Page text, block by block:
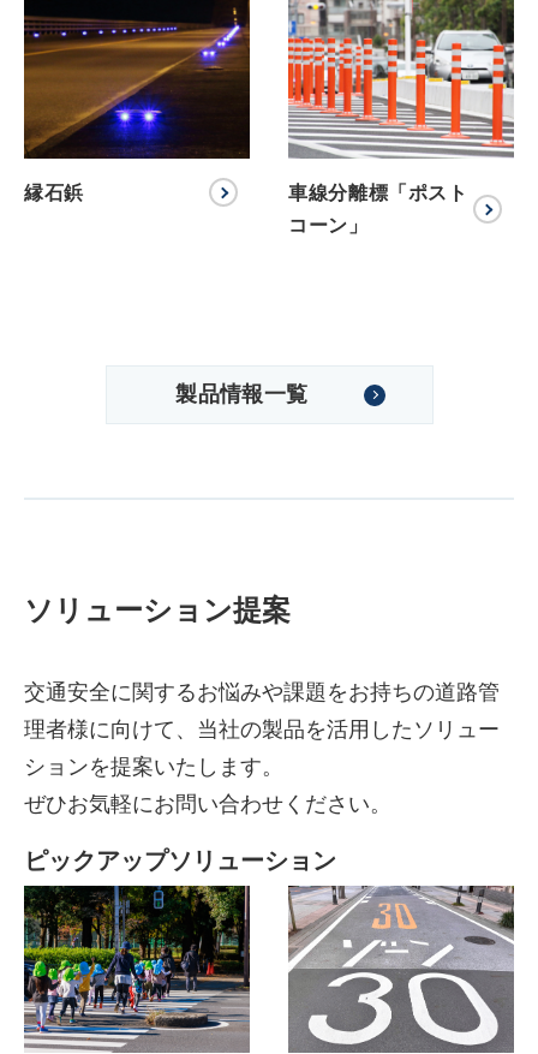
縁石鋲
車線分離標「ポスト
コーン」
製品情報一覧
ソリューション提案
交通安全に関するお悩みや課題をお持ちの道路管
理者様に向けて、当社の製品を活用したソリュー
ションを提案いたします。
ぜひお気軽にお問い合わせください。
ピックアップソリューション